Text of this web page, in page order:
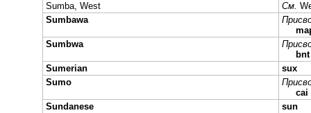
Sumba, West
См.
Sumbawa
Sumbwa
Sumerian
sux
Sumo
cai
Sundanese
sun